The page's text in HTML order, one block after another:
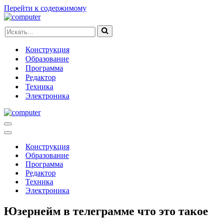
Перейти к содержимому
Искать...
Конструкция
Образование
Программа
Редактор
Техника
Электроника
Меню
навигации
Меню
навигацииКонструкция
Образование
Программа
Редактор
Техника
Электроника
Юзернейм в телеграмме что это такое